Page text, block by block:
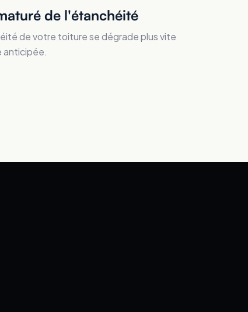
de l'étanchéité
de votre toiture se dégrade plus vite
anticipée.